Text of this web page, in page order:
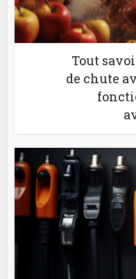
Tout
de chute